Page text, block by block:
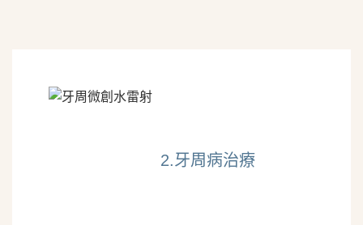
2.牙周病治療